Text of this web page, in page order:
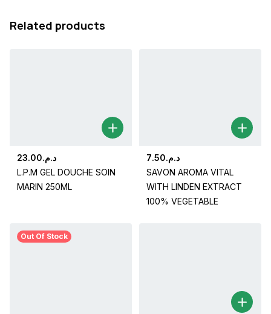
Related products
د.م.23.00
L.P.M GEL DOUCHE SOIN
MARIN 250ML
د.م.7.50
SAVON AROMA VITAL
WITH LINDEN EXTRACT
100% VEGETABLE
Out Of Stock